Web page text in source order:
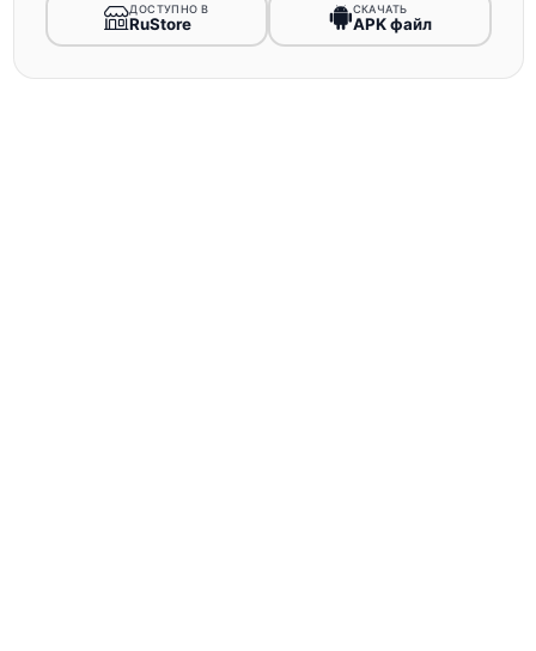
ДОСТУПНО В
RuStore
СКАЧАТЬ
APK файл